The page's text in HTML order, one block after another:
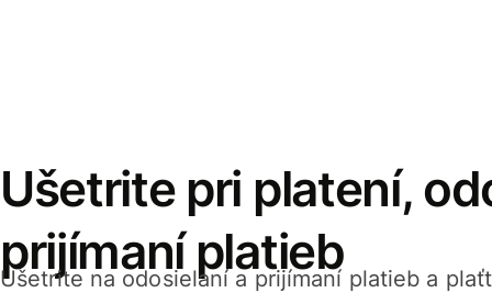
Ušetrite pri platení,
prijímaní platieb
Ušetrite na odosielaní a prijímaní platieb a